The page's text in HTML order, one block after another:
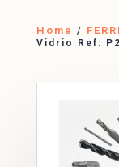
Home /
Vidrio Ref: